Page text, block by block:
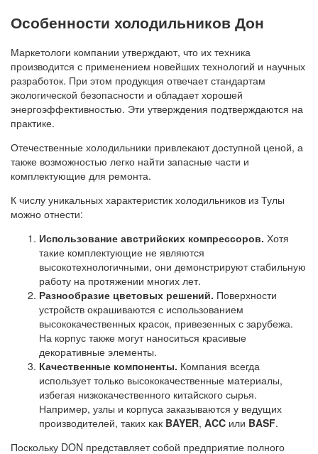
Особенности холодильников Дон
Маркетологи компании утверждают, что их техника
производится с применением новейших технологий и научных
разработок. При этом продукция отвечает стандартам
экологической безопасности и обладает хорошей
энергоэффективностью. Эти утверждения подтверждаются на
практике.
Отечественные холодильники привлекают доступной ценой, а
также возможностью легко найти запасные части и
комплектующие для ремонта.
К числу уникальных характеристик холодильников из Тулы
можно отнести:
Использование австрийских компрессоров. Хотя
такие комплектующие не являются
высокотехнологичными, они демонстрируют стабильную
работу на протяжении многих лет.
Разнообразие цветовых решений. Поверхности
устройств окрашиваются с использованием
высококачественных красок, привезенных с зарубежа.
На корпус также могут наноситься красивые
декоративные элементы.
Качественные компоненты. Компания всегда
использует только высококачественные материалы,
избегая низкокачественного китайского сырья.
Например, узлы и корпуса заказываются у ведущих
производителей, таких как BAYER, ACC или BASF.
Поскольку DON представляет собой предприятие полного